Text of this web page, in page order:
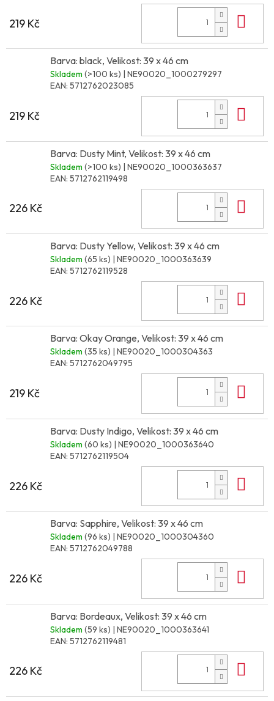
219 Kč
Barva: black, Velikost: 39 x 46 cm
Skladem (>100 ks) | NE90020_1000279297
EAN: 5712762023085
219 Kč
Barva: Dusty Mint, Velikost: 39 x 46 cm
Skladem (>100 ks) | NE90020_1000363637
EAN: 5712762119498
226 Kč
Barva: Dusty Yellow, Velikost: 39 x 46 cm
Skladem (65 ks) | NE90020_1000363639
EAN: 5712762119528
226 Kč
Barva: Okay Orange, Velikost: 39 x 46 cm
Skladem (35 ks) | NE90020_1000304363
EAN: 5712762049795
219 Kč
Barva: Dusty Indigo, Velikost: 39 x 46 cm
Skladem (60 ks) | NE90020_1000363640
EAN: 5712762119504
226 Kč
Barva: Sapphire, Velikost: 39 x 46 cm
Skladem (96 ks) | NE90020_1000304360
EAN: 5712762049788
226 Kč
Barva: Bordeaux, Velikost: 39 x 46 cm
Skladem (59 ks) | NE90020_1000363641
EAN: 5712762119481
226 Kč